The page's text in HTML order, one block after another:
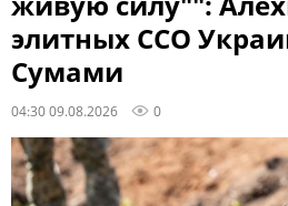
элитных ССО
Сумами
04:30 09.08.2026 0